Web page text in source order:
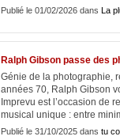
Publié le 01/02/2026 dans La
Ralph Gibson passe des
Génie de la photographie,
années 70, Ralph Gibson
Imprevu est l’occasion de
musical unique : entre
Publié le 31/10/2025 dans tu